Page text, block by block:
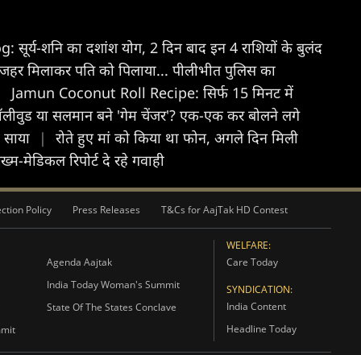
शनि का दशांश योग, 2 दिन बाद इन 4 राशियों के बुलंद
मिलाकर पति को पिलाया... पीलीभीत पुलिस का
Jamun Coconut Roll Recipe: सिर्फ 15 मिनट में
या सलमान बने 'गेम चेंजर'? एक-एक कर बोलने लगे
|
रोते हुए मां को किया था फोन, अगले दिन मिली
मेडिकल रिपोर्ट दे रहे गवाही
Policy Press Releases T&Cs for AajTak HD Contest
Agenda Aajtak
India Today Woman's Summit
State Of The States Conclave
WELFARE:
Care Today
SYNDICATION:
India Content
Headline Today